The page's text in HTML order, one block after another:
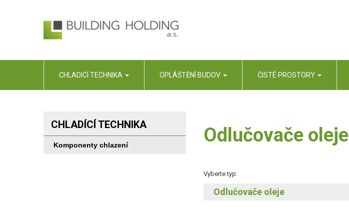
CHLADICÍ TECHNIKA OPLÁŠTĚNÍ BUDOV ČISTÉ PROSTORY
Odlučovače oleje
Vyberte typ:
Odlučovače oleje
CHLADÍCÍ TECHNIKA
Komponenty chlazení